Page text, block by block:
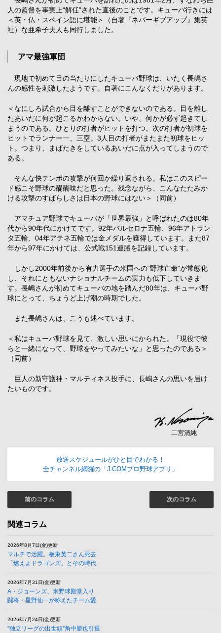
人の監督を事実上“解任”された直後のことです。キューバ行きには
＜英・仏・スペイン語に堪能＞（自著『ネバーギブアップ』集英
社）な亜希子夫人も同行しました。
アマ最強軍団
現地で初めて目の当たりにしたキューバ野球は、いたく長嶋さ
んの感性を刺激したようです。自著にこんなくだりがあります。
＜なにしろ試合から目を離すことができないのである。目を離し
たあいだに何が起こるかわからない。いや、何かが必ず起きてし
まうのである。ひとりの打者がヒットを打つ。次の打者が初球を
ヒットでランナー一、三塁。3人目の打者がまたまた初球をヒッ
ト。つまり、まばたきをしているあいだに点が入ってしまうので
ある。
そんな快テンポの攻撃が何回か繰り返される。私はこのスピー
ド感こそ野球の醍醐味だと思った。残念ながら、こんなたたみか
ける攻撃のすばらしさは日本の野球にはない＞（同前）
アマチュア野球でキューバが「世界最強」と呼ばれたのは80年
代から90年代にかけてです。92年バルセロナ五輪、96年アトラン
タ五輪、04年アテネ五輪では金メダルを獲得しています。また87
年から97年にかけては、公式戦151連勝を記録しています。
しかし2000年前後から有力選手の米国への“野球亡命”が常態化
し、それにともないナショナルチームの実力も低下していきま
す。長嶋さんが初めてキューバの地を踏んだ80年は、キューバ野
球にとって、ちょうど上げ潮の時期でした。
また長嶋さんは、こうも述べています。
＜私はキューバ野球を見て、激しい思いにかられた。「現役で彼
らと一緒になって、野球をやってみたいな」と思ったのである＞
（同前）
巨人の新守護神・マルティネス投手に、長嶋さんの思いを届け
たいものです。
二宮清純
放送スケジュールがひと目でわかる！
全チャンネル網羅の「J:COMプロ野球アプリ」
前のコラム 次のコラム
関連コラム
2026年8月7日(金)更新
マルチで活躍。板東英二さん死去
「燃えよドラゴンズ」とその時代
2026年7月31日(金)更新
A・ジョーンズ、米野球殿堂入り
闘将・星野仙一が称えたチーム愛
2026年7月24日(金)更新
“独立リーグの出世頭”角中勝也引退